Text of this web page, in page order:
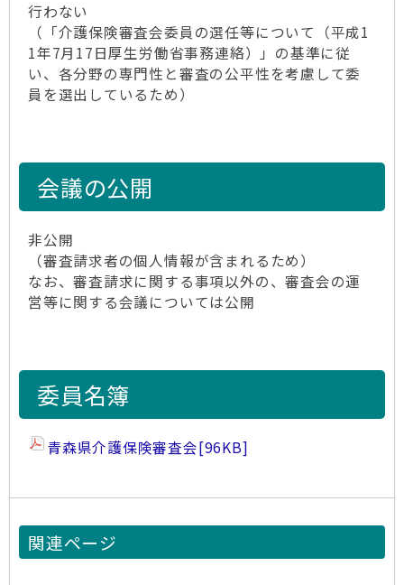
行わない
（「介護保険審査会委員の選任等について（平成1
1年7月17日厚生労働省事務連絡）」の基準に従
い、各分野の専門性と審査の公平性を考慮して委
員を選出しているため）
会議の公開
非公開
（審査請求者の個人情報が含まれるため）
なお、審査請求に関する事項以外の、審査会の運
営等に関する会議については公開
委員名簿
青森県介護保険審査会[96KB]
関連ページ